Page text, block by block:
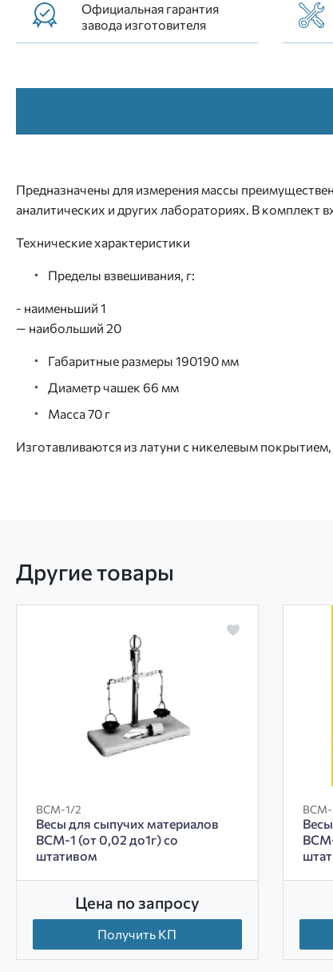
Официальная гарантия
завода изготовителя
Предназначены для измерения массы
аналитических и других лабораториях. В комплект
Технические характеристики
Пределы взвешивания, г:
- наименьший 1
— наибольший 20
Габаритные размеры 190190 мм
Диаметр чашек 66 мм
Масса 70 г
Изготавливаются из латуни с никелевым
Другие товары
ВСМ-1/2
Весы для сыпучих материалов
ВСМ-1 (от 0,02 до1г) со
штативом
Цена по запросу
Получить КП
ВСМ-
ВСМ-